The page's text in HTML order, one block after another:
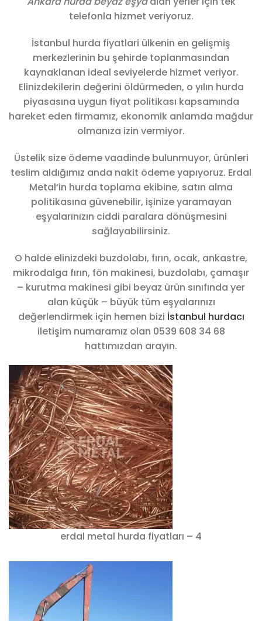
telefonla hizmet veriyoruz.
İstanbul hurda fiyatlari ülkenin en gelişmiş
merkezlerinin bu şehirde toplanmasından
kaynaklanan ideal seviyelerde hizmet veriyor.
Elinizdekilerin değerini öldürmeden, o yılın hurda
piyasasına uygun fiyat politikası kapsamında
hareket eden firmamız, ekonomik anlamda mağdur
olmanıza izin vermiyor.
Üstelik size ödeme vaadinde bulunmuyor, ürünleri
teslim aldığımız anda nakit ödeme yapıyoruz. Erdal
Metal’in hurda toplama ekibine, satın alma
politikasına güvenebilir, işinize yaramayan
eşyalarınızın ciddi paralara dönüşmesini
sağlayabilirsiniz.
O halde elinizdeki buzdolabı, fırın, ocak, ankastre,
mikrodalga fırın, fön makinesi, buzdolabı, çamaşır
– kurutma makinesi gibi beyaz ürün sınıfında yer
alan küçük – büyük tüm eşyalarınızı
değerlendirmek için hemen bizi İstanbul hurdacı
iletişim numaramız olan 0539 608 34 68
hattımızdan arayın.
erdal metal hurda fiyatları – 4